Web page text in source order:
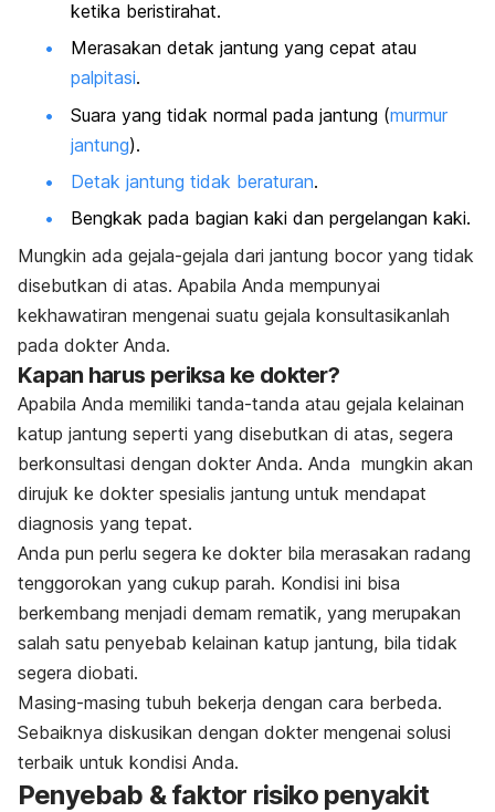
ketika beristirahat.
Merasakan detak jantung yang cepat atau
palpitasi.
Suara yang tidak normal pada jantung (murmur
jantung).
Detak jantung tidak beraturan.
Bengkak pada bagian kaki dan pergelangan kaki.
Mungkin ada gejala-gejala dari jantung bocor yang tidak
disebutkan di atas. Apabila Anda mempunyai
kekhawatiran mengenai suatu gejala konsultasikanlah
pada dokter Anda.
Kapan harus periksa ke dokter?
Apabila Anda memiliki tanda-tanda atau gejala kelainan
katup jantung seperti yang disebutkan di atas, segera
berkonsultasi dengan dokter Anda. Anda mungkin akan
dirujuk ke dokter spesialis jantung untuk mendapat
diagnosis yang tepat.
Anda pun perlu segera ke dokter bila merasakan radang
tenggorokan yang cukup parah. Kondisi ini bisa
berkembang menjadi demam rematik, yang merupakan
salah satu penyebab kelainan katup jantung, bila tidak
segera diobati.
Masing-masing tubuh bekerja dengan cara berbeda.
Sebaiknya diskusikan dengan dokter mengenai solusi
terbaik untuk kondisi Anda.
Penyebab & faktor risiko penyakit